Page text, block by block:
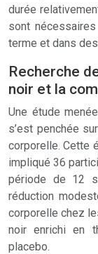
durée
sont
terme et dans
Recherche
noir et la
Une étude
s’est penchée
corporelle. Cette
impliqué 36
période de 12
réduction
corporelle chez
noir enrichi en
placebo.